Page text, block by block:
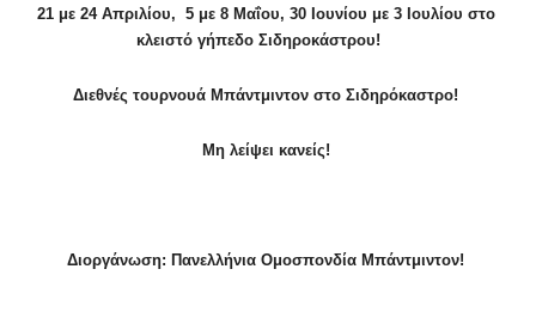
21 με 24 Απριλίου, 5 με 8 Μαΐου, 30 Ιουνίου με 3 Ιουλίου στο
κλειστό γήπεδο Σιδηροκάστρου!
Διεθνές τουρνουά Μπάντμιντον στο Σιδηρόκαστρο!
Μη λείψει κανείς!
Διοργάνωση: Πανελλήνια Ομοσπονδία Μπάντμιντον!